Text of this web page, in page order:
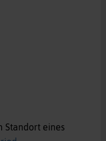
Standort eines